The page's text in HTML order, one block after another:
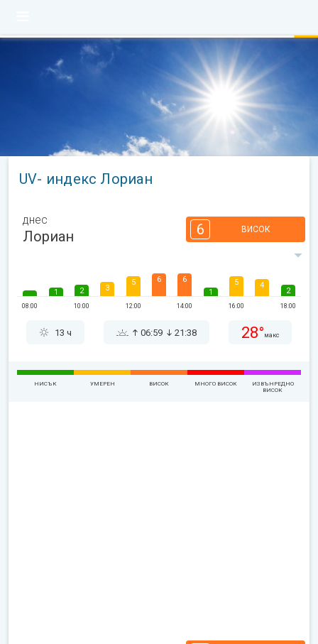
UV- индекс Лориан
днес
Лориан 6 ВИСОК
08:00
1 2
10:00
3
5
12:00
6 6
14:00
1
5
16:00
4
2
18:00
13 ч 06:59 21:38 28° макс
НИСЪК УМЕРЕН ВИСОК МНОГО ВИСОК
ИЗВЪНРЕДНО
ВИСОК